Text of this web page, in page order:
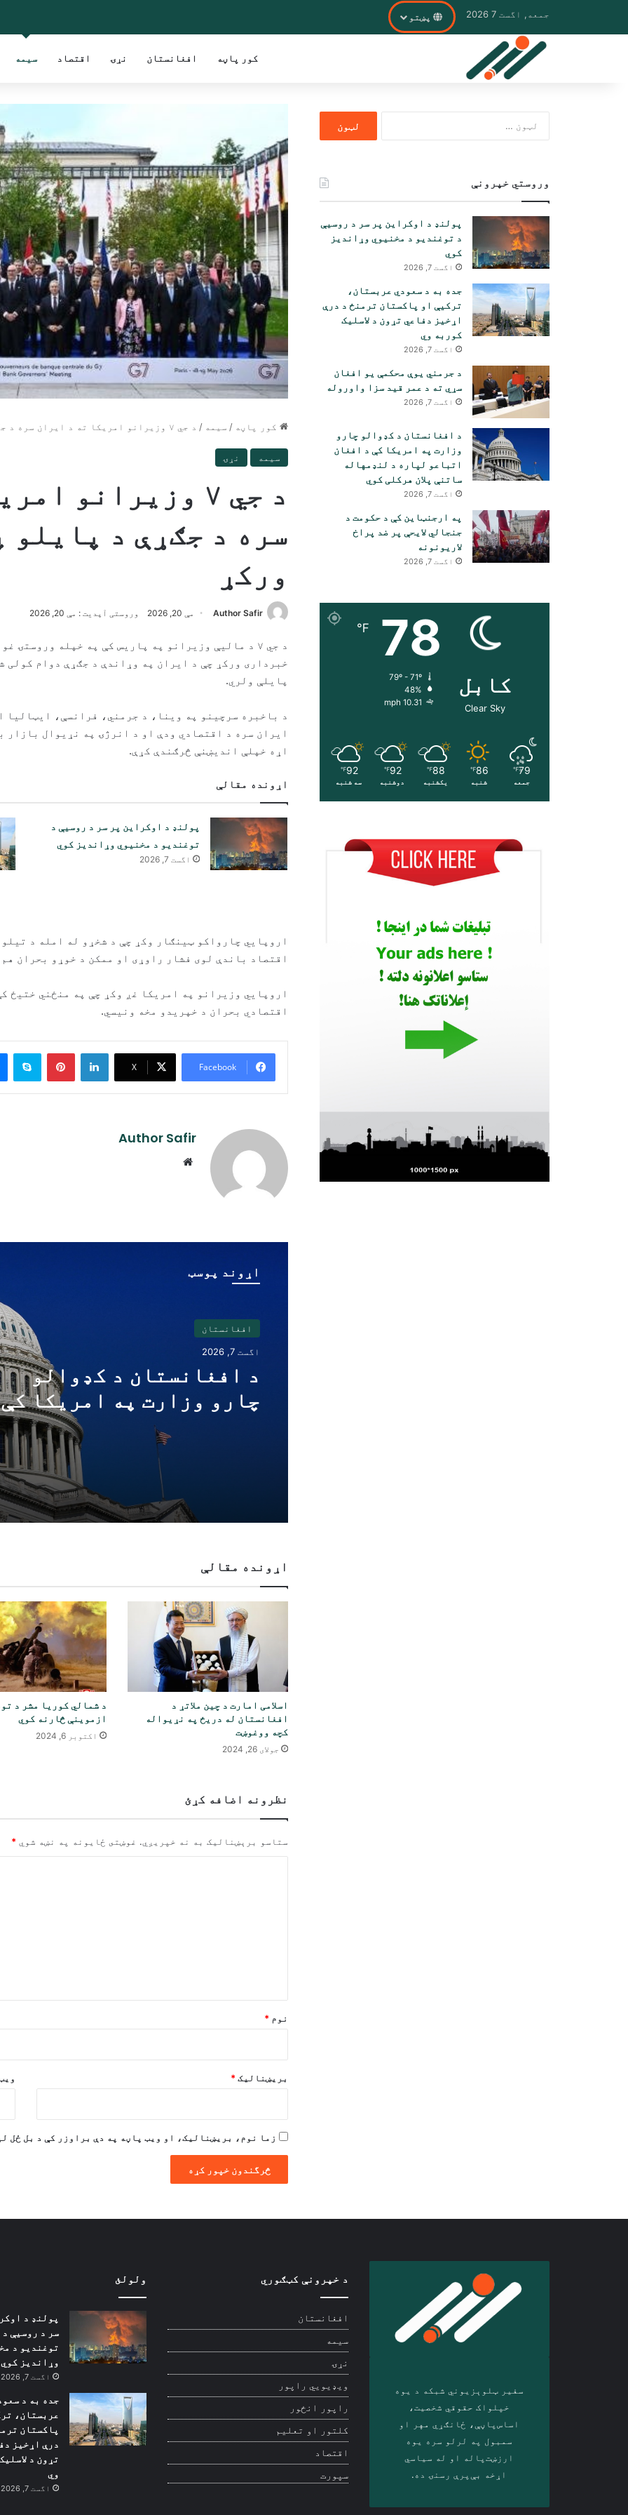
جمعه, اگست 7 2026 پښتو
کور پاڼه افغانستان نړۍ اقتصاد سیمه
کور پاڼه / سیمه / د جي ۷ وزیرانو امریکا ته د ایران سره د جګړې د پایلو په اړه خبرداری ورکړ
سیمه نړۍ
د جي ۷ وزیرانو
سره د جګړې د پایلو
ورکړ
Author Safir مې 20, 2026 وروستی آپدیت : مې 20, 2026
د جي ۷ د مالیې وزیرانو په پاریس کې په خپله
خبرداری ورکړ چې د ایران په وړاندې د جګړې دوام
پایلې ولري.
د باخبره سرچینو په وینا، د جرمني، فرانسې،
ایران سره د اقتصادي ودې او د انرژۍ په نړیوال
اړه خپلې اندیښنې څرګندې کړې.
اړونده مقالې
پولنډ د اوکراین پر سر د روسیې د
توغندیو د مخنیوي وړاندیز کوي
اگست 7, 2026
اروپايي چارواکو ټینګار وکړ چې د شخړو له امله د
اقتصاد باندې لوی فشار راوړی او ممکن د خوړو بحران
اروپايي وزیرانو په امریکا غږ وکړ چې په منځني ختیځ
اقتصادي بحران د خپریدو مخه ونیسي.
Facebook
X
LinkedIn
Pinterest
Author Safir
اړوند پوسټ
افغانستان
اگست 7, 2026
د افغانستان د کډوالو
چارو وزارت په امریکا
افغان اتباعو لپاره د
لنډمهاله ساتنې پلان
اړونده مقالې
اسلامی امارت د چین ملاتړ د
افغانستان له دریځ په نړیواله
کچه ووغوښت
جولای 26, 2024
د شمالي کوریا مشر د
ازموینې څارنه کوي
اکتوبر 6, 2024
نظرونه اضافه کړئ
ستاسو برېښناليک به نه خپريږي. غوښتى ځایونه په نښه شوي *
نوم *
بریښنالیک *
زما نوم، بریښنالیک، او ویب پاڼه په دې براوزر کې د بل ځل
لپاره
وروستي خپرونې
پولنډ د اوکراین پر سر د روسیې
د توغندیو د مخنیوي وړاندیز
کوي
اگست 7, 2026
جده به د سعودي عربستان،
ترکیې او پاکستان ترمنځ د درې
اړخیز دفاعي تړون د لاسلیک
کوربه وي
اگست 7, 2026
د جرمني یوې محکمې یو افغان
سړي ته د عمر قید سزا واوروله
اگست 7, 2026
د افغانستان د کډوالو چارو
وزارت په امریکا کې د افغان
اتباعو لپاره د لنډمهاله
ساتنې پلان هرکلی کوي
اگست 7, 2026
په ارجنټاین کې د حکومت د
جنجالي لایحې پر ضد پراخ
لاریونونه
اگست 7, 2026
کابل
Clear Sky
78
℉
48%
10.31 mph
79
℉
جمعه
86
℉
شنبه
88
℉
یکشنبه
92
℉
دوشنبه
92
℉
سه شنبه
سفیر ټلوېزیوني شبکه د‎ یوه
خپلواک حقوقي شخصیت،
اساس‌پاڼې، ځانګړي مهر او
سمبول په لرلو سره ‎یوه
ارزښت‌پاله او ‎له سیاسي
اړخه بې‌پرې رسنۍ ده.
د خپرونې کټګوري
افغانستان
سیمه
نړۍ
ویډیويي راپور
راپور انځور
کلتور او تعلیم
اقتصاد
سپورت
ولولئ
پولنډ د
سر د روسیې د
توغندیو د
وړاندیز کوي
اگست 7, 2026
جده به د
عربستان،
پاکستان
درې اړخیز
تړون د
وي
اگست 7, 2026